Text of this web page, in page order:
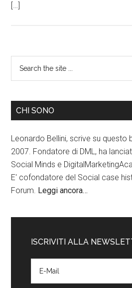
[…]
CHI SONO
Leonardo Bellini, scrive su questo
2007. Fondatore di DML, ha
Social Minds e
E' cofondatore del Social case
Forum. Leggi ancora…
ISCRIVITI ALLA